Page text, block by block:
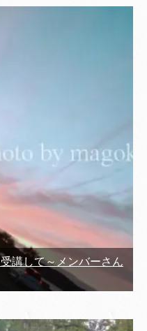
講して～メンバーさん